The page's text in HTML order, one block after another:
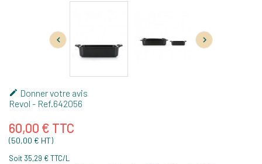
 
 Donner votre avis
Revol - Ref.642056
60,00 € TTC
(50,00 € HT)
Soit 35,29 € TTC/L